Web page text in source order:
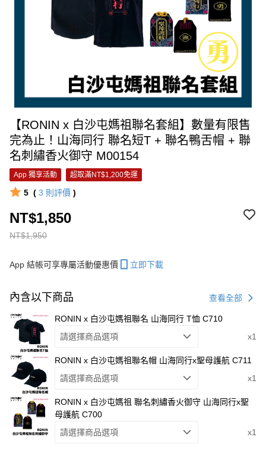
【RONIN x 白沙屯媽祖聯名套組】數量有限售
完為止！山海同行 聯名短T + 聯名鴨舌帽 + 聯
名刺繡香火御守 M00154
App 獨享活動 超取滿NT$1,200免運
5 ( 3 則評價 )
NT$1,950
NT$1,850
App 結帳可享專屬活動優惠價 立即下載
內含以下商品 查看全部
RONIN x 白沙屯媽祖聯名 山海同行 T恤 C710
請選擇商品選項
x1
RONIN x 白沙屯媽祖聯名帽 山海同行x聖母護航 C711
請選擇商品選項
x1
RONIN x 白沙屯媽祖 聯名刺繡香火御守 山海同行x聖
母護航 C700
請選擇商品選項
x1